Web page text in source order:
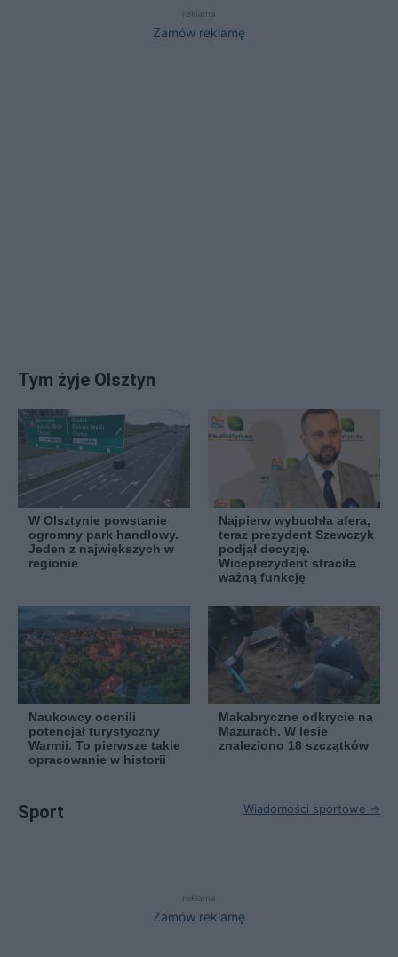
reklama
Zamów reklamę
Tym żyje Olsztyn
W Olsztynie powstanie
ogromny park handlowy.
Jeden z największych w
regionie
Najpierw wybuchła afera,
teraz prezydent Szewczyk
podjął decyzję.
Wiceprezydent straciła
ważną funkcję
Naukowcy ocenili
potencjał turystyczny
Warmii. To pierwsze takie
opracowanie w historii
Makabryczne odkrycie na
Mazurach. W lesie
znaleziono 18 szczątków
Sport Wiadomości sportowe →
reklama
Zamów reklamę